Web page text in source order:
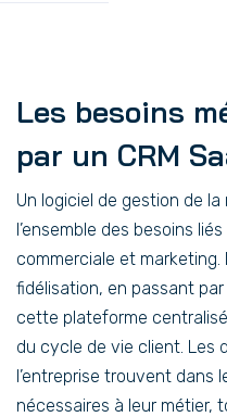
Les besoins
par un CRM
Un logiciel de gestion de
l’ensemble des besoins
commerciale et marketing.
fidélisation, en passant
cette plateforme
du cycle de vie client. Les
l’entreprise trouvent dans
nécessaires à leur métier,